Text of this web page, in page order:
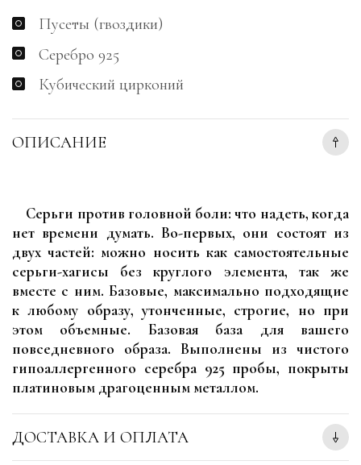
Пусеты (гвоздики)
Серебро 925
Кубический цирконий
ОПИСАНИЕ
Серьги против головной боли: что надеть, когда
нет времени думать. Во-первых, они состоят из
двух частей: можно носить как самостоятельные
серьги-хагисы без круглого элемента, так же
вместе с ним. Базовые, максимально подходящие
к любому образу, утонченные, строгие, но при
этом объемные. Базовая база для вашего
повседневного образа. Выполнены из чистого
гипоаллергенного серебра 925 пробы, покрыты
платиновым драгоценным металлом.
ДОСТАВКА И ОПЛАТА